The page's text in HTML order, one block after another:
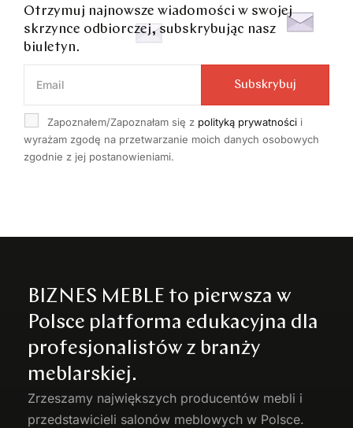
Otrzymuj najnowsze wiadomości w swojej
skrzynce odbiorczej, subskrybując nasz
biuletyn.
Zapoznałem/Zapoznałam się z polityką prywatności i
wyrażam zgodę na przetwarzanie moich danych osobowych
zgodnie z jej postanowieniami.
Subskrybuj
BIZNES MEBLE to pierwsza w
Polsce platforma edukacyjna dla
profesjonalistów z branży
meblarskiej.
Zrzeszamy największych producentów mebli i
przedstawicieli salonów meblowych w Polsce.